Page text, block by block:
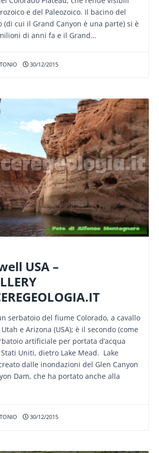
e del Paleozoico. Il bacino del
(di cui il Grand Canyon è una parte) si è
di anni fa e il Grand…
30/12/2015
USA –
serbatoio del fiume Colorado, a cavallo
e Arizona (USA); è il secondo (come
artificiale per portata d’acqua
Uniti, dietro Lake Mead. Lake
dalle inondazioni del Glen Canyon
Dam, che ha portato anche alla
30/12/2015